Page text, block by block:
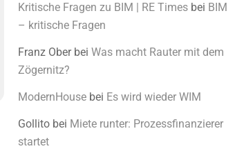
Kritische Fragen zu BIM | RE Timesbei BIM
– kritische Fragen
Franz Oberbei Was macht Rauter mit dem
Zögernitz?
ModernHousebei Es wird wieder WIM
Gollitobei Miete runter: Prozessfinanzierer
startet